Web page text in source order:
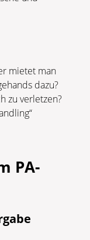
mietet man
dazu?
zu verletzen?
PA-